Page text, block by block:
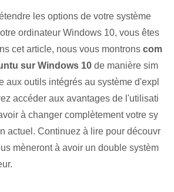
les options de votre système
ordinateur Windows 10, vous êtes
cet article, nous vous montrons com
sur ‌Windows 10 de manière sim
aux outils intégrés au système d'expl
accéder aux avantages de l'utilisati
à changer complètement votre sy
actuel. Continuez à lire pour découvr
mèneront à avoir un double systèm